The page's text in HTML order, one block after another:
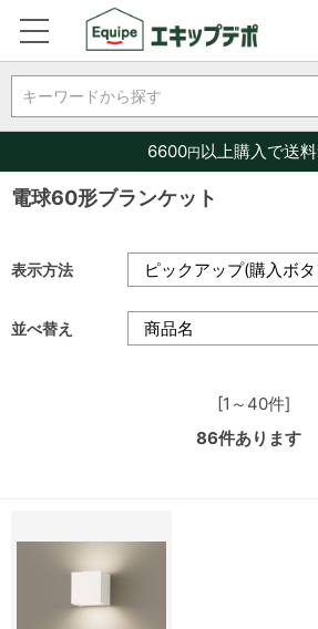
キーワードから探す
6600円以上購入で送
電球60形ブランケット
表示方法
並べ替え
[1～40件]
86件あります